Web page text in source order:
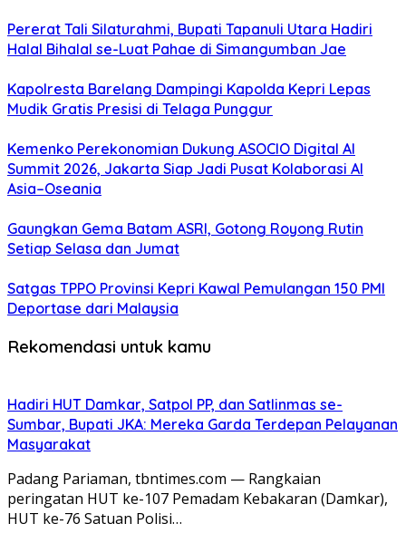
Pererat Tali Silaturahmi, Bupati Tapanuli Utara Hadiri
Halal Bihalal se-Luat Pahae di Simangumban Jae
Kapolresta Barelang Dampingi Kapolda Kepri Lepas
Mudik Gratis Presisi di Telaga Punggur
Kemenko Perekonomian Dukung ASOCIO Digital AI
Summit 2026, Jakarta Siap Jadi Pusat Kolaborasi AI
Asia–Oseania
Gaungkan Gema Batam ASRI, Gotong Royong Rutin
Setiap Selasa dan Jumat
Satgas TPPO Provinsi Kepri Kawal Pemulangan 150 PMI
Deportase dari Malaysia
Rekomendasi untuk kamu
Hadiri HUT Damkar, Satpol PP, dan Satlinmas se-
Sumbar, Bupati JKA: Mereka Garda Terdepan Pelayanan
Masyarakat
Padang Pariaman, tbntimes.com — Rangkaian
peringatan HUT ke-107 Pemadam Kebakaran (Damkar),
HUT ke-76 Satuan Polisi…